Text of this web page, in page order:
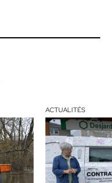
ACTUALITÉS